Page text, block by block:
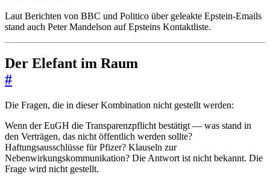
Laut Berichten von BBC und Politico über geleakte Epstein-Emails
stand auch Peter Mandelson auf Epsteins Kontaktliste.
Der Elefant im Raum
#
Die Fragen, die in dieser Kombination nicht gestellt werden:
Wenn der EuGH die Transparenzpflicht bestätigt — was stand in
den Verträgen, das nicht öffentlich werden sollte?
Haftungsausschlüsse für Pfizer? Klauseln zur
Nebenwirkungskommunikation? Die Antwort ist nicht bekannt. Die
Frage wird nicht gestellt.